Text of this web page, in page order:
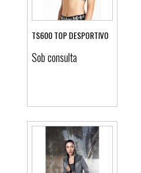
Ver detalhes
TS600 TOP DESPORTIVO
Sob consulta